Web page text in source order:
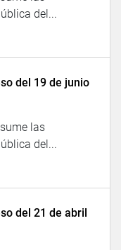
del...
del 19 de junio
las
del...
del 21 de abril